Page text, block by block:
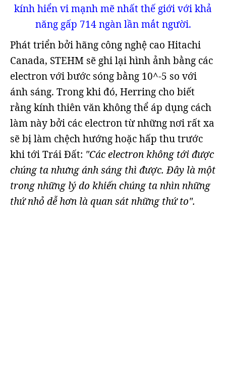
kính hiển vi mạnh mẽ nhất thế giới với khả
năng gấp 714 ngàn lần mắt người.​
Phát triển bởi hãng công nghệ cao Hitachi
Canada, STEHM sẽ ghi lại hình ảnh bằng các
electron với bước sóng bằng 10^-5 so với
ánh sáng. Trong khi đó, Herring cho biết
rằng kính thiên văn không thể áp dụng cách
làm này bởi các electron từ những nơi rất xa
sẽ bị làm chệch hướng hoặc hấp thu trước
khi tới Trái Đất: "Các electron không tới được
chúng ta nhưng ánh sáng thì được. Đây là một
trong những lý do khiến chúng ta nhìn những
thứ nhỏ dễ hơn là quan sát những thứ to".